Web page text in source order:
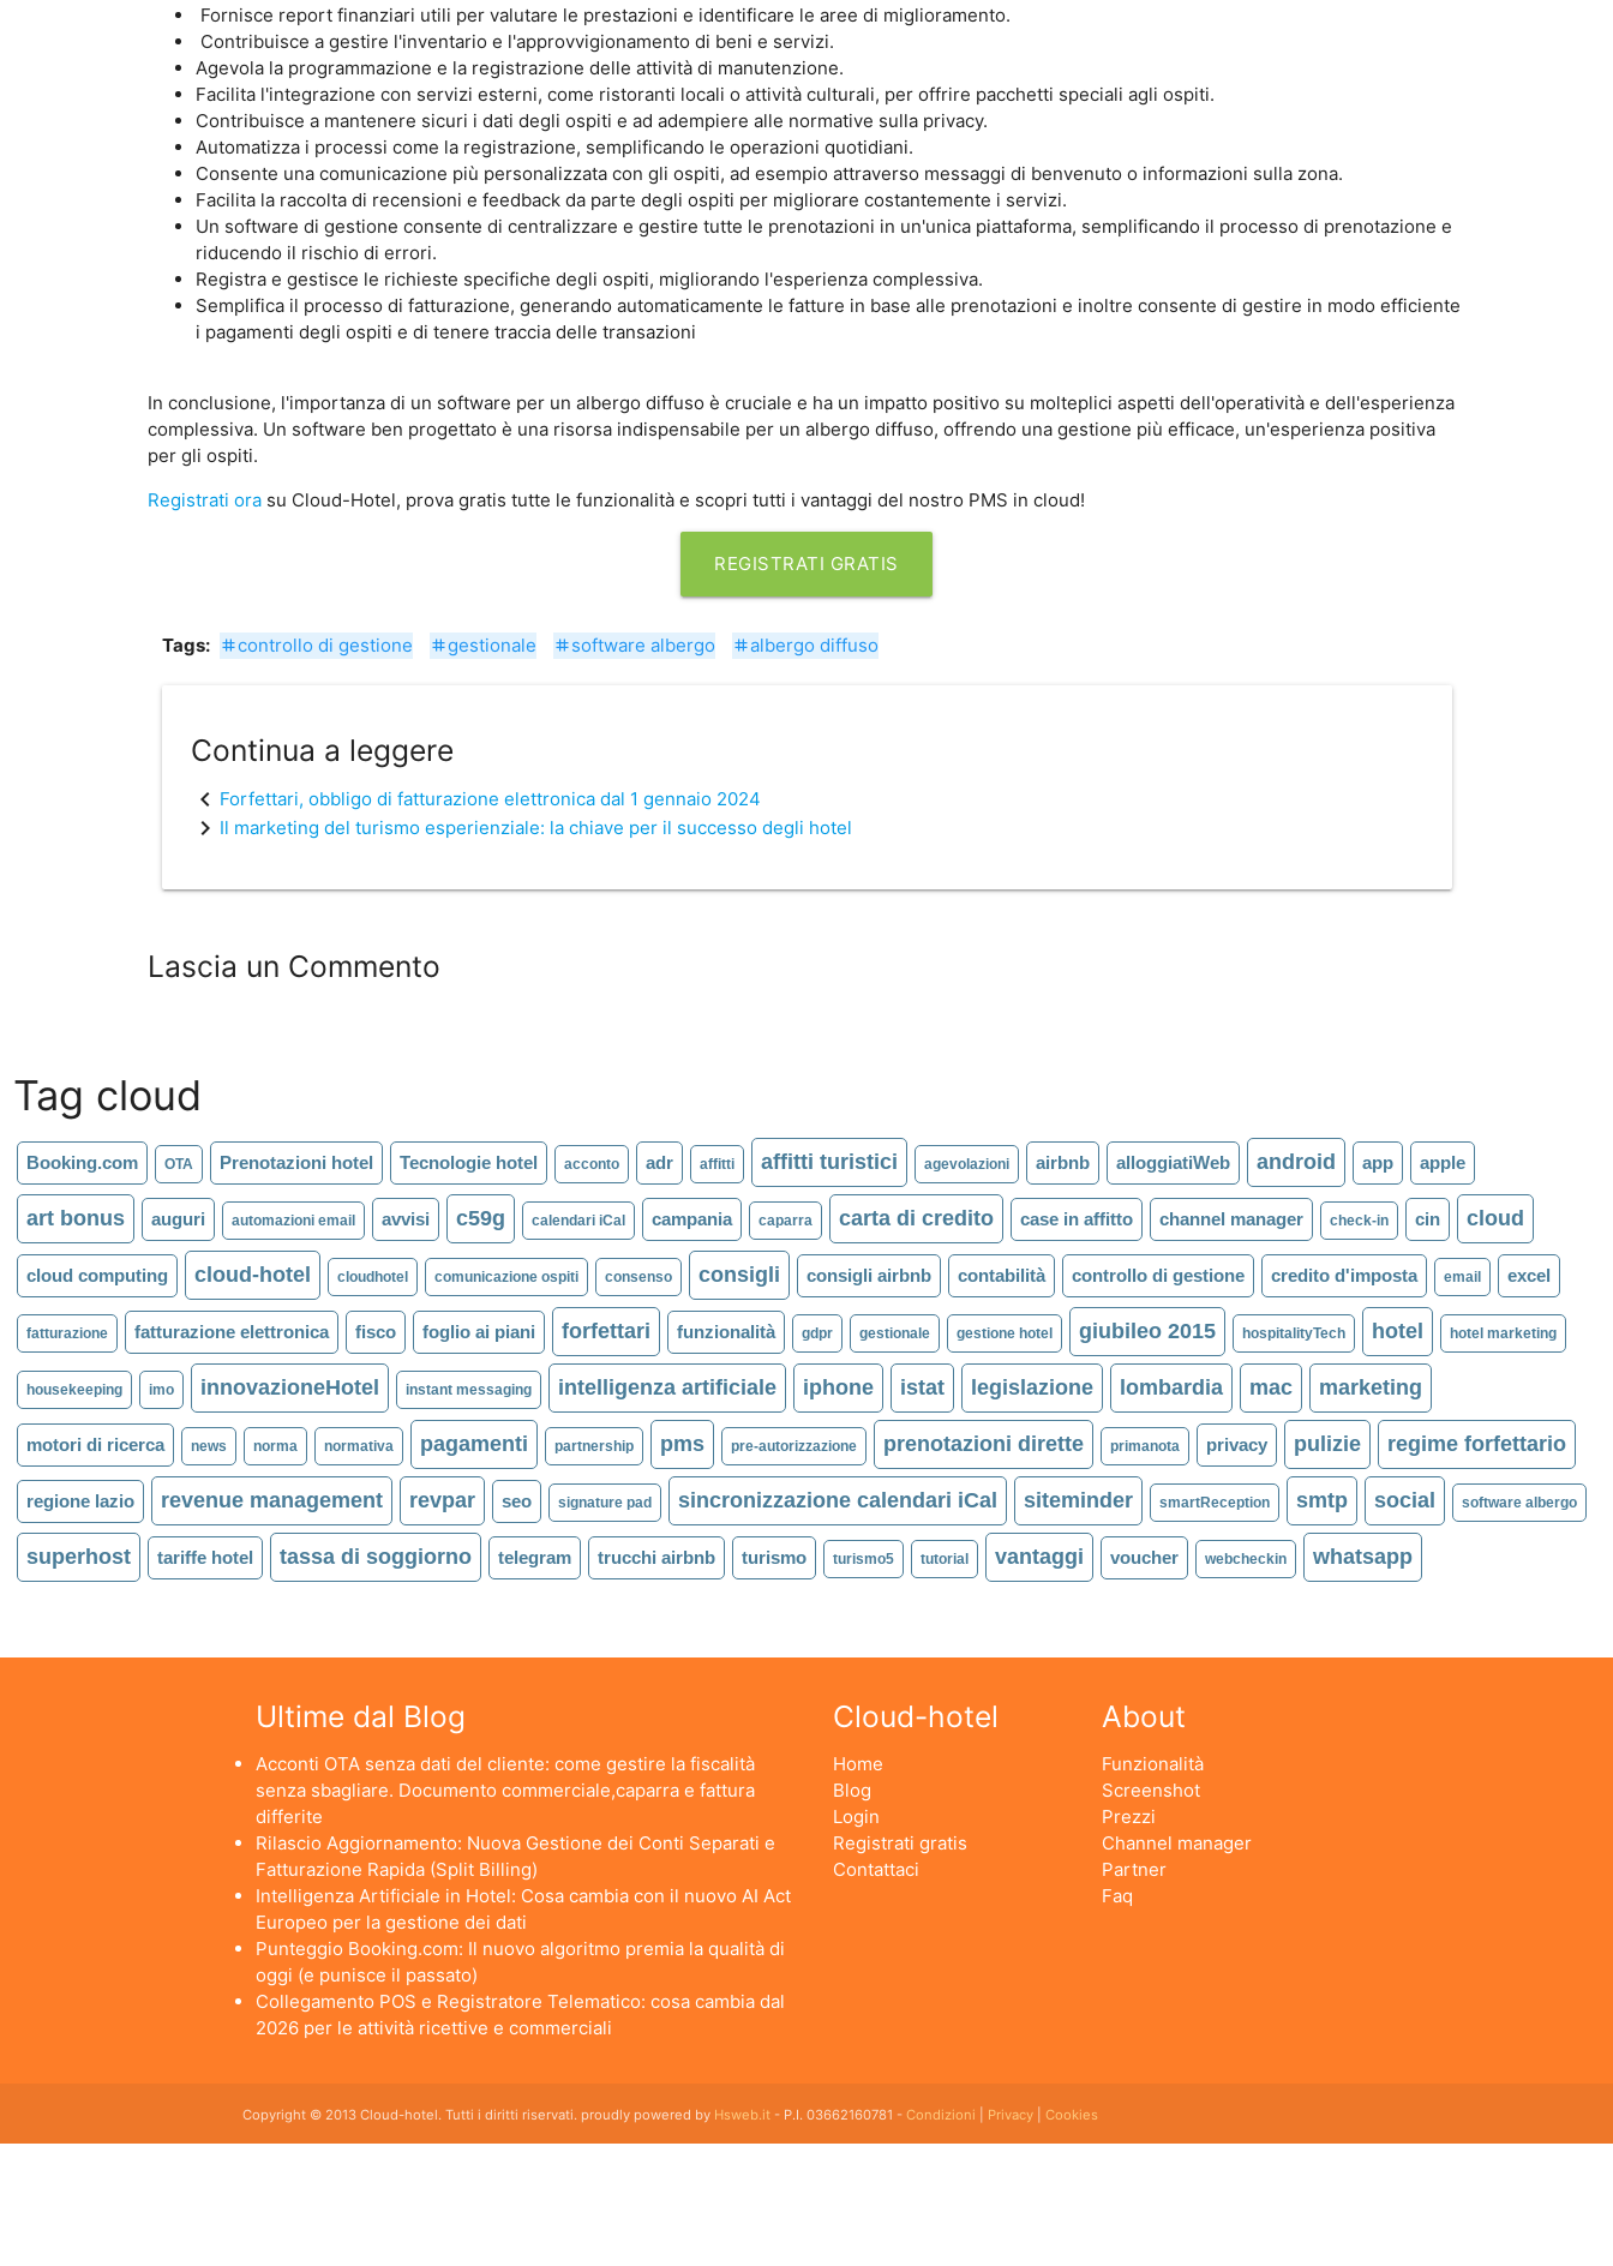
Fornisce report finanziari utili per valutare le prestazioni e identificare le aree di miglioramento.
Contribuisce a gestire l'inventario e l'approvvigionamento di beni e servizi.
Agevola la programmazione e la registrazione delle attività di manutenzione.
Facilita l'integrazione con servizi esterni, come ristoranti locali o attività culturali, per offrire pacchetti speciali agli ospiti.
Contribuisce a mantenere sicuri i dati degli ospiti e ad adempiere alle normative sulla privacy.
Automatizza i processi come la registrazione, semplificando le operazioni quotidiani.
Consente una comunicazione più personalizzata con gli ospiti, ad esempio attraverso messaggi di benvenuto o informazioni sulla zona.
Facilita la raccolta di recensioni e feedback da parte degli ospiti per migliorare costantemente i servizi.
Un software di gestione consente di centralizzare e gestire tutte le prenotazioni in un'unica piattaforma, semplificando il processo di prenotazione e
riducendo il rischio di errori.
Registra e gestisce le richieste specifiche degli ospiti, migliorando l'esperienza complessiva.
Semplifica il processo di fatturazione, generando automaticamente le fatture in base alle prenotazioni e inoltre consente di gestire in modo efficiente
i pagamenti degli ospiti e di tenere traccia delle transazioni
In conclusione, l'importanza di un software per un albergo diffuso è cruciale e ha un impatto positivo su molteplici aspetti dell'operatività e dell'esperienza
complessiva. Un software ben progettato è una risorsa indispensabile per un albergo diffuso, offrendo una gestione più efficace, un'esperienza positiva
per gli ospiti.
Registrati ora su Cloud-Hotel, prova gratis tutte le funzionalità e scopri tutti i vantaggi del nostro PMS in cloud!
REGISTRATI GRATIS
Tags: tagalbergo diffuso
tag software albergo
taggestionale
tagcontrollo di gestione
Continua a leggere
chevron_left Forfettari, obbligo di fatturazione elettronica dal 1 gennaio 2024
chevron_right Il marketing del turismo esperienziale: la chiave per il successo degli hotel
Lascia un Commento
Tag cloud
Booking.com OTA Prenotazioni hotel Tecnologie hotel acconto adr affitti affitti turistici agevolazioni airbnb alloggiatiWeb android app apple
art bonus auguri automazioni email avvisi c59g calendari iCal campania caparra carta di credito case in affitto channel manager check-in cin cloud
cloud computing cloud-hotel cloudhotel comunicazione ospiti consenso consigli consigli airbnb contabilità controllo di gestione credito d'imposta email excel
fatturazione fatturazione elettronica fisco foglio ai piani forfettari funzionalità gdpr gestionale gestione hotel giubileo 2015 hospitalityTech hotel hotel marketing
housekeeping imo innovazioneHotel instant messaging intelligenza artificiale iphone istat legislazione lombardia mac marketing
motori di ricerca news norma normativa pagamenti partnership pms pre-autorizzazione prenotazioni dirette primanota privacy pulizie regime forfettario
regione lazio revenue management revpar seo signature pad sincronizzazione calendari iCal siteminder smartReception smtp social software albergo
superhost tariffe hotel tassa di soggiorno telegram trucchi airbnb turismo turismo5 tutorial vantaggi voucher webcheckin whatsapp
Ultime dal Blog
Acconti OTA senza dati del cliente: come gestire la fiscalità
senza sbagliare. Documento commerciale,caparra e fattura
differite
Rilascio Aggiornamento: Nuova Gestione dei Conti Separati e
Fatturazione Rapida (Split Billing)
Intelligenza Artificiale in Hotel: Cosa cambia con il nuovo AI Act
Europeo per la gestione dei dati
Punteggio Booking.com: Il nuovo algoritmo premia la qualità di
oggi (e punisce il passato)
Collegamento POS e Registratore Telematico: cosa cambia dal
2026 per le attività ricettive e commerciali
Cloud-hotel
Home
Blog
Login
Registrati gratis
Contattaci
About
Funzionalità
Screenshot
Prezzi
Channel manager
Partner
Faq
Copyright © 2013 Cloud-hotel. Tutti i diritti riservati. proudly powered by Hsweb.it- P.I. 03662160781 - Condizioni Privacy| Cookies